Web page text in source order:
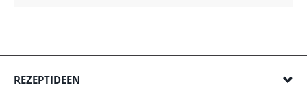
REZEPTIDEEN